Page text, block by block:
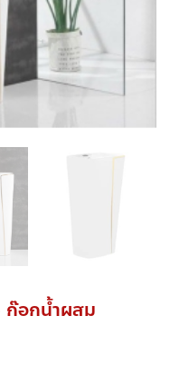
ก๊อกน้ำผสม